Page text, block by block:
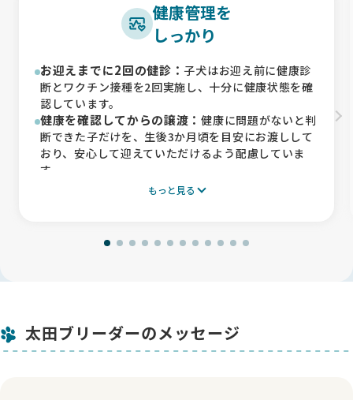
健康管理を
しっかり
お迎えまでに2回の健診： 子犬はお迎え前に健康診
断とワクチン接種を2回実施し、十分に健康状態を確
認しています。
健康を確認してからの譲渡：健康に問題がないと判
断できた子だけを、生後3か月頃を目安にお渡しして
おり、安心して迎えていただけるよう配慮していま
す。
成犬も年に1回は健康診断を受け
もっと見る
太田ブリーダーのメッセージ